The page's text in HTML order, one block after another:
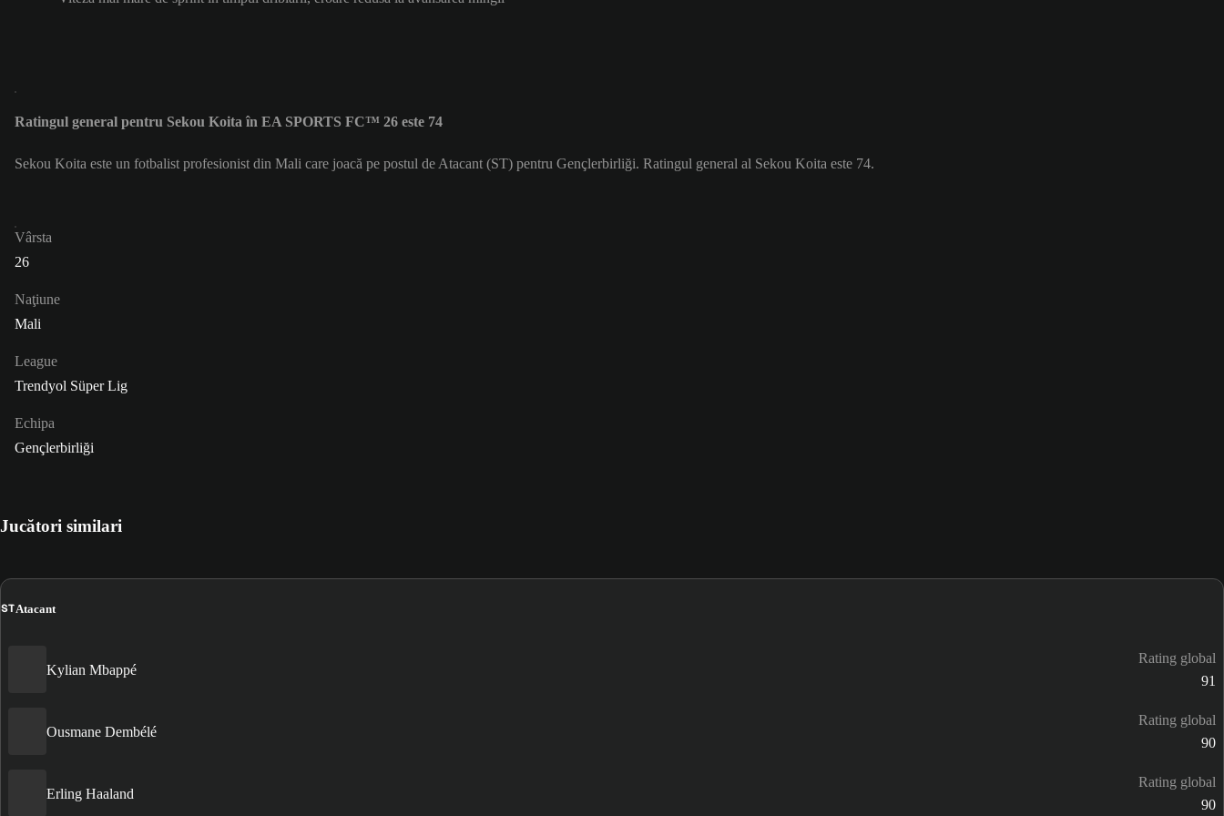
Ratingul general pentru Sekou Koita în EA SPORTS FC™ 26 este 74
Sekou Koita este un fotbalist profesionist din Mali care joacă pe postul de Atacant (ST) pentru Gençlerbirliği. Ratingul general al Sekou Koita este 74.
Vârsta
26
Naţiune
Mali
League
Trendyol Süper Lig
Echipa
Gençlerbirliği
Jucători similari
STAtacant
Kylian Mbappé
Rating global
91
Ousmane Dembélé
Rating global
90
Erling Haaland
Rating global
90